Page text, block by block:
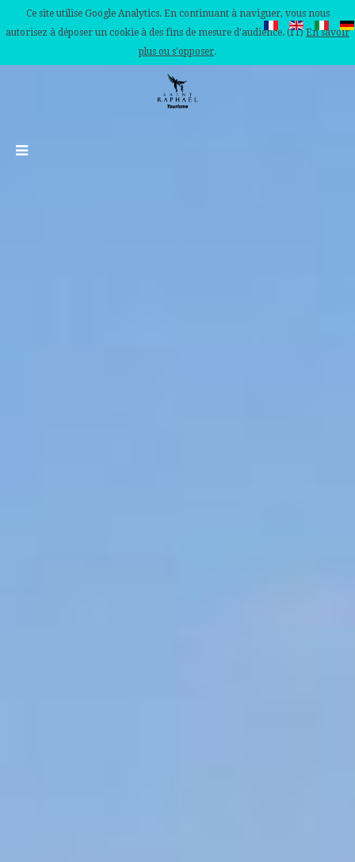
Ce site utilise Google Analytics. En continuant à naviguer, vous nous
autorisez à déposer un cookie à des fins de mesure d'audience. (IT) En savoir
plus ou s'opposer.